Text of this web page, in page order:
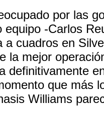
por las
equipo -Carlos
a cuadros en
la mejor
definitivamente
que más
Williams